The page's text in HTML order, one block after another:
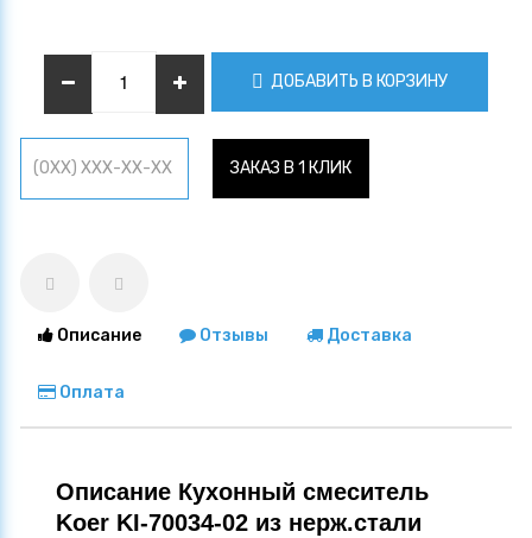
ДОБАВИТЬ В КОРЗИНУ
ЗАКАЗ В 1 КЛИК
Описание Отзывы Доставка
Оплата
Описание Кухонный смеситель
Koer KI-70034-02 из нерж.стали